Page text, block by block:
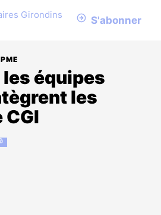
S'abonner
les équipes
les
CGI